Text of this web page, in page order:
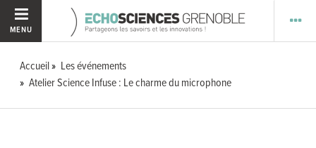
MENU
Accueil
Les événements
Atelier Science Infuse : Le charme du microphone